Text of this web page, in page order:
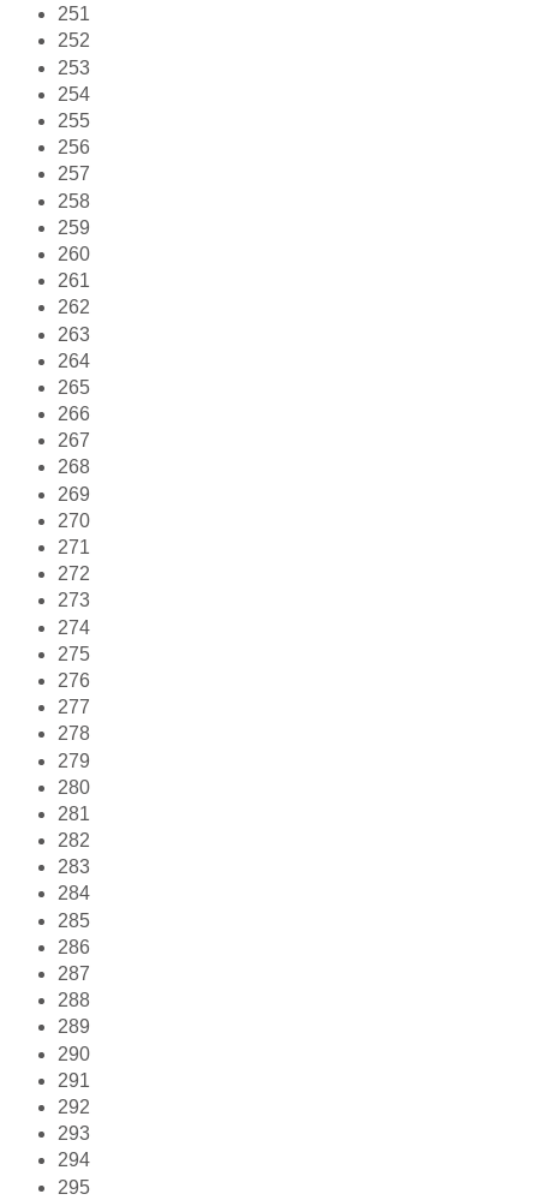
251
252
253
254
255
256
257
258
259
260
261
262
263
264
265
266
267
268
269
270
271
272
273
274
275
276
277
278
279
280
281
282
283
284
285
286
287
288
289
290
291
292
293
294
295